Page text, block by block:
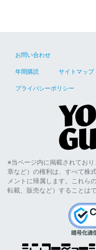
お問い合わせ
年間購読 サイトマップ
プライバシーポリシー
※当ページ内に掲載されてお
章など）の権利は、すべて株
メントに帰属します。これら
転載、販売など）することは